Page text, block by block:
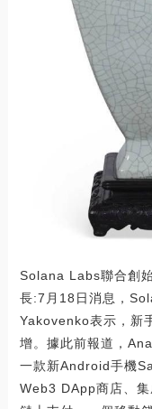
Solana Labs聯合創
長:7月18日消息，
Yakovenko表示，新
增。據此前報道，
一款新Android手機
Web3 DApp商店、